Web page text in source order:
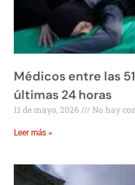
Médicos entre las
últimas 24 horas
11 de mayo, 2026 No hay
Leer más »